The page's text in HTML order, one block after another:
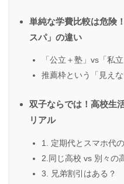
単純な学費比較は危険
スパ」の違い
「公立＋塾」vs「私
推薦枠という「見えな
双子ならでは！高校生
リアル
1. 定期代とスマホ代
2.同じ高校 vs 別々の
3. 兄弟割引はある？